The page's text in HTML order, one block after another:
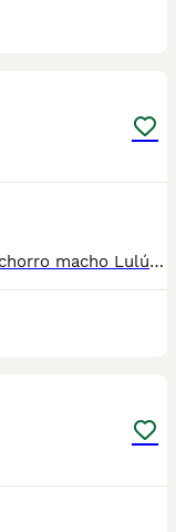
📲Laura 677983742 - 613283995 🤍*Cachorro macho Lulú pomerania toy tricolor party*🤍 ¿Buscas un nuevo compañero para tu hogar? ❤️ Tenemos preciosos cachorros listos para encontrar una familia responsable. ✅ Vacunados ✅ Desparasitados ✅ Cartilla sanitaria ✅ Garantías incluidas ✅ Máxima atención y cuidado Se hacen envíos a toda España: Andalucía: Almería, Cádiz, Córdoba, Granada, Huelva, Jaén, Málaga, Sevilla.Aragón: Huesca, Teruel, Zaragoza.Asturias: Oviedo.Baleares: Palma.Canarias: Las Palmas de Gran Canaria, Santa Cruz de Tenerife.Cantabria: Santander.Castilla-La Mancha: Albacete, Ciudad Real, Cuenca, Guadalajara, Toledo.Castilla y León: Ávila, Burgos, León, Palencia, Salamanca, Segovia, Soria, Valladolid, Zamora.Cataluña: Barcelona, Gerona (Girona), Lérida (Lleida), Tarragona.Comunidad Valenciana: Alicante, Castellón de la Plana, Valencia.Extremadura: Badajoz, Cáceres.Galicia: La Coruña (A Coruña), Lugo, Orense (Ourense), Pontevedra.La Rioja: Logroño.Madrid: Madrid.Murcia: Murcia.Navarra: Pamplona.País Vasco: Bilbao (Vizcaya), San Sebastián (Guipúzcoa), Vitoria (Álava). 🐾 Cachorros sanos, sociables y criados con mucho cariño. 📲 ¡Pregunta sin compromiso por disponibilidad, fotos y precios por mensaje privado!